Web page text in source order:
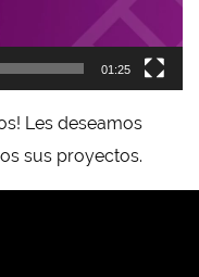
01:25
Les deseamos
sus proyectos.